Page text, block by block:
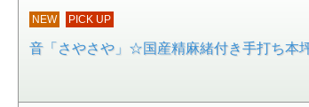
NEW PICK UP
音「さやさや」☆国産精麻緒付き手打ち